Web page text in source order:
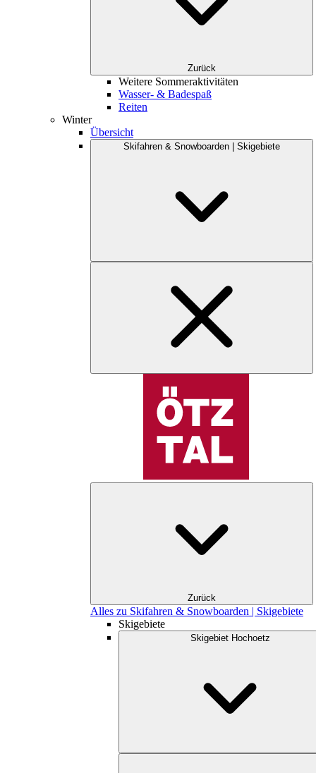
Zurück
Weitere Sommeraktivitäten
Wasser- & Badespaß
Reiten
Winter
Übersicht
Skifahren & Snowboarden | Skigebiete
Zurück
Alles zu Skifahren & Snowboarden | Skigebiete
Skigebiete
Skigebiet Hochoetz